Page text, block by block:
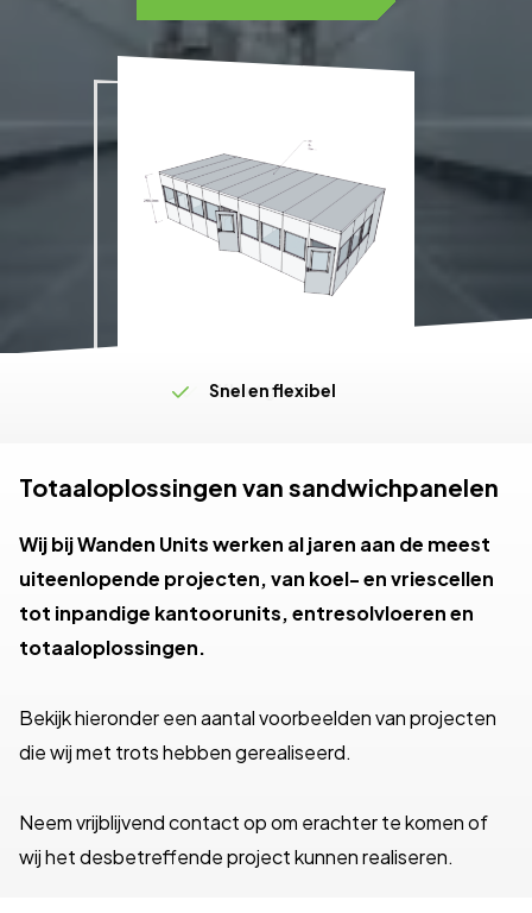
Levering op maat
Snel en flexibel
Klantgericht
Totaaloplossingen van sandwichpanelen
Wij bij Wanden Units werken al jaren aan de meest
uiteenlopende projecten, van koel- en vriescellen
tot inpandige kantoorunits, entresolvloeren en
totaaloplossingen.
Bekijk hieronder een aantal voorbeelden van projecten
die wij met trots hebben gerealiseerd.
Neem vrijblijvend contact op om erachter te komen of
wij het desbetreffende project kunnen realiseren.